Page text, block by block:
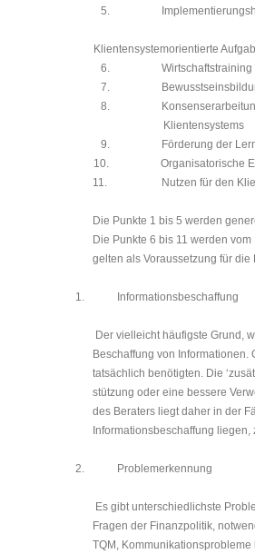
5.
Klientensystemorientierte
6.
7.
8.
Klientensystems
9.
Förderung der
10.
Organisatorische
11.
Nutzen für den
Die Punkte 1 bis 5 werden
Die Punkte 6 bis 11 werden
gelten als Voraussetzung für
1. Informationsbeschaffung
Der vielleicht häufigste Grund,
Beschaffung von
tatsächlich benötigten. Die
stützung oder eine bessere
des Beraters liegt daher in der
Informationsbeschaffung liegen,
2. Problemerkennung
Es gibt unterschiedlichste
Fragen der Finanzpolitik,
TQM,